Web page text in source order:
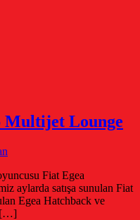
Multijet Lounge
Fiat Egea
aylarda satışa sunulan Fiat
Egea Hatchback ve
[…]